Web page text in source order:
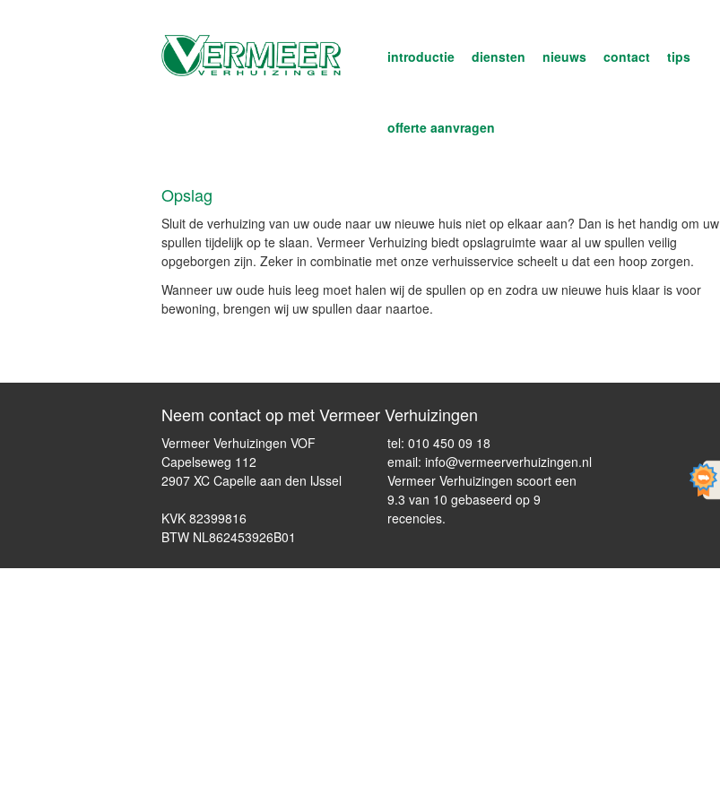
introductie diensten nieuws contact tips
offerte aanvragen
Opslag
Sluit de verhuizing van uw oude naar uw nieuwe huis niet op elkaar aan? Dan is het handig om uw
spullen tijdelijk op te slaan. Vermeer Verhuizing biedt opslagruimte waar al uw spullen veilig
opgeborgen zijn. Zeker in combinatie met onze verhuisservice scheelt u dat een hoop zorgen.
Wanneer uw oude huis leeg moet halen wij de spullen op en zodra uw nieuwe huis klaar is voor
bewoning, brengen wij uw spullen daar naartoe.
Neem contact op met Vermeer Verhuizingen
Vermeer Verhuizingen VOF
Capelseweg 112
2907 XC Capelle aan den IJssel
KVK 82399816
BTW NL862453926B01
tel: 010 450 09 18
email: info@vermeerverhuizingen.nl
Vermeer Verhuizingen scoort een
9.3 van 10 gebaseerd op 9
recencies.